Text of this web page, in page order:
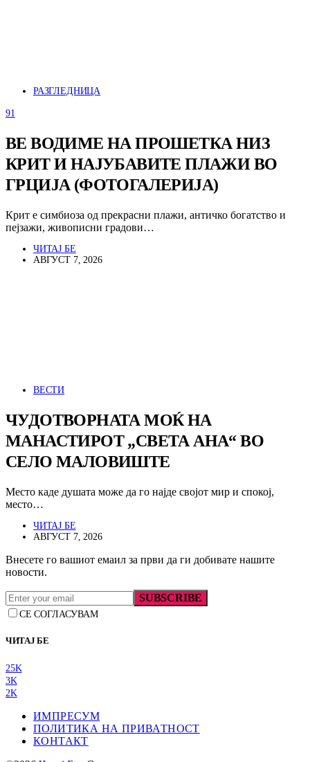
РАЗГЛЕДНИЦА
91
ВЕ ВОДИМЕ НА ПРОШЕТКА НИЗ
КРИТ И НАЈУБАВИТЕ ПЛАЖИ ВО
ГРЦИЈА (ФОТОГАЛЕРИЈА)
Крит е симбиоза од прекрасни плажи, античко богатство и
пејзажи, живописни градови…
ЧИТАЈ БЕ
АВГУСТ 7, 2026
ВЕСТИ
ЧУДОТВОРНАТА МОЌ НА
МАНАСТИРОТ „СВЕТА АНА“ ВО
СЕЛО МАЛОВИШТЕ
Место каде душата може да го најде својот мир и спокој,
место…
ЧИТАЈ БЕ
АВГУСТ 7, 2026
Внесете го вашиот емаил за први да ги добивате нашите
новости.
SUBSCRIBE
СЕ СОГЛАСУВАМ
ЧИТАЈ БЕ
25K
3K
2K
ИМПРЕСУМ
ПОЛИТИКА НА ПРИВАТНОСТ
КОНТАКТ